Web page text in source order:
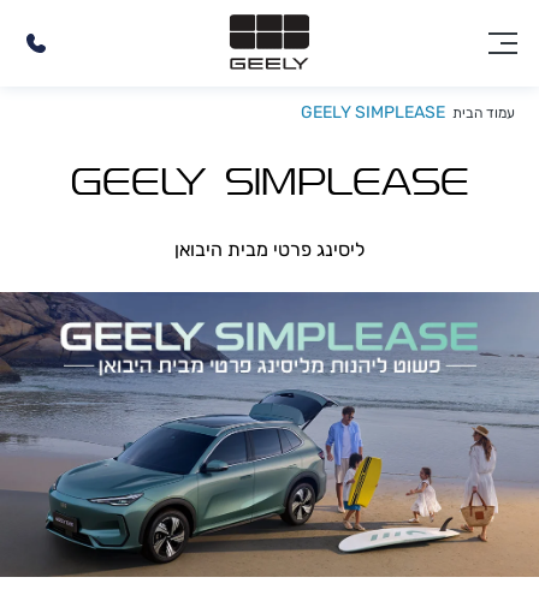
עמוד הבית GEELY SIMPLEASE
GEELY SIMPLEASE
ליסינג פרטי מבית היבואן